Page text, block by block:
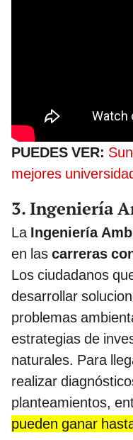
PUEDES VER:
mejores
3. Ingeniería
La Ingeniería
en las carreras
Los ciudadanos
desarrollar
problemas
estrategias de
naturales. Para
realizar
planteamientos,
pueden ganar